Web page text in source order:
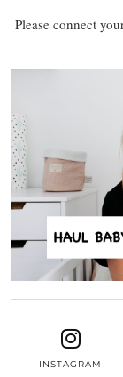
Please connect
INSTAGRAM